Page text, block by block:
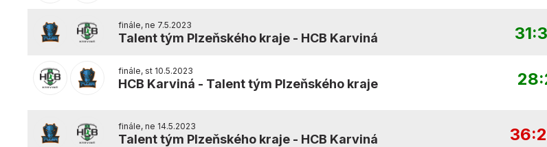
finále, ne 7.5.2023
Talent tým Plzeňského kraje - HCB Karviná
finále, st 10.5.2023
HCB Karviná - Talent tým Plzeňského kraje
finále, ne 14.5.2023
Talent tým Plzeňského kraje - HCB Karviná